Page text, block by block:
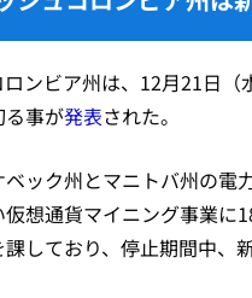
ンビア州は、12月21日
る事が発表された。
ック州とマニトバ州の
想通貨マイニング事業に
しており、停止期間中、